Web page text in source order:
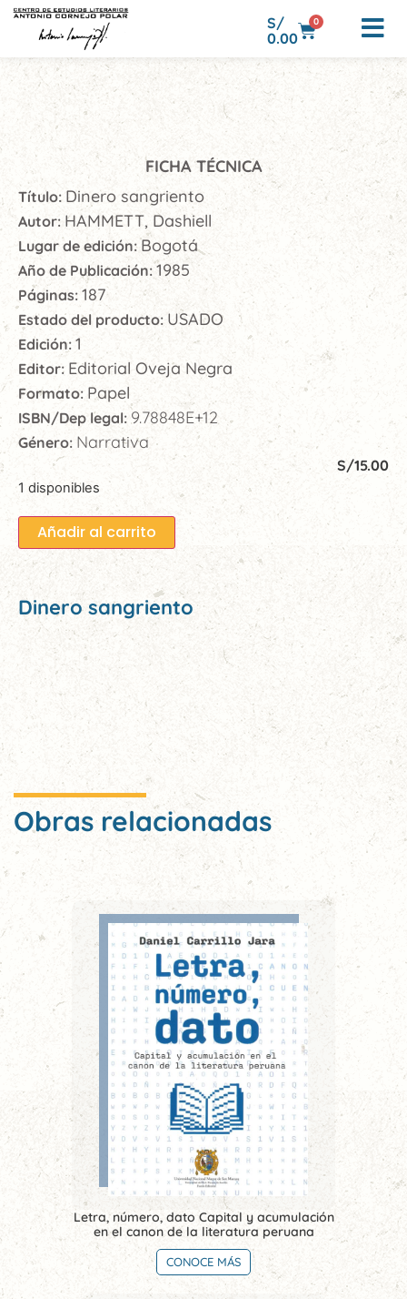
S/
0.00
0
FICHA TÉCNICA
Título: Dinero sangriento
Autor: HAMMETT, Dashiell
Lugar de edición: Bogotá
Año de Publicación: 1985
Páginas: 187
Estado del producto: USADO
Edición: 1
Editor: Editorial Oveja Negra
Formato: Papel
ISBN/Dep legal: 9.78848E+12
Género: Narrativa
S/15.00
1 disponibles
Añadir al carrito
Dinero sangriento
Obras relacionadas
Letra, número, dato Capital y acumulación
en el canon de la literatura peruana
CONOCE MÁS